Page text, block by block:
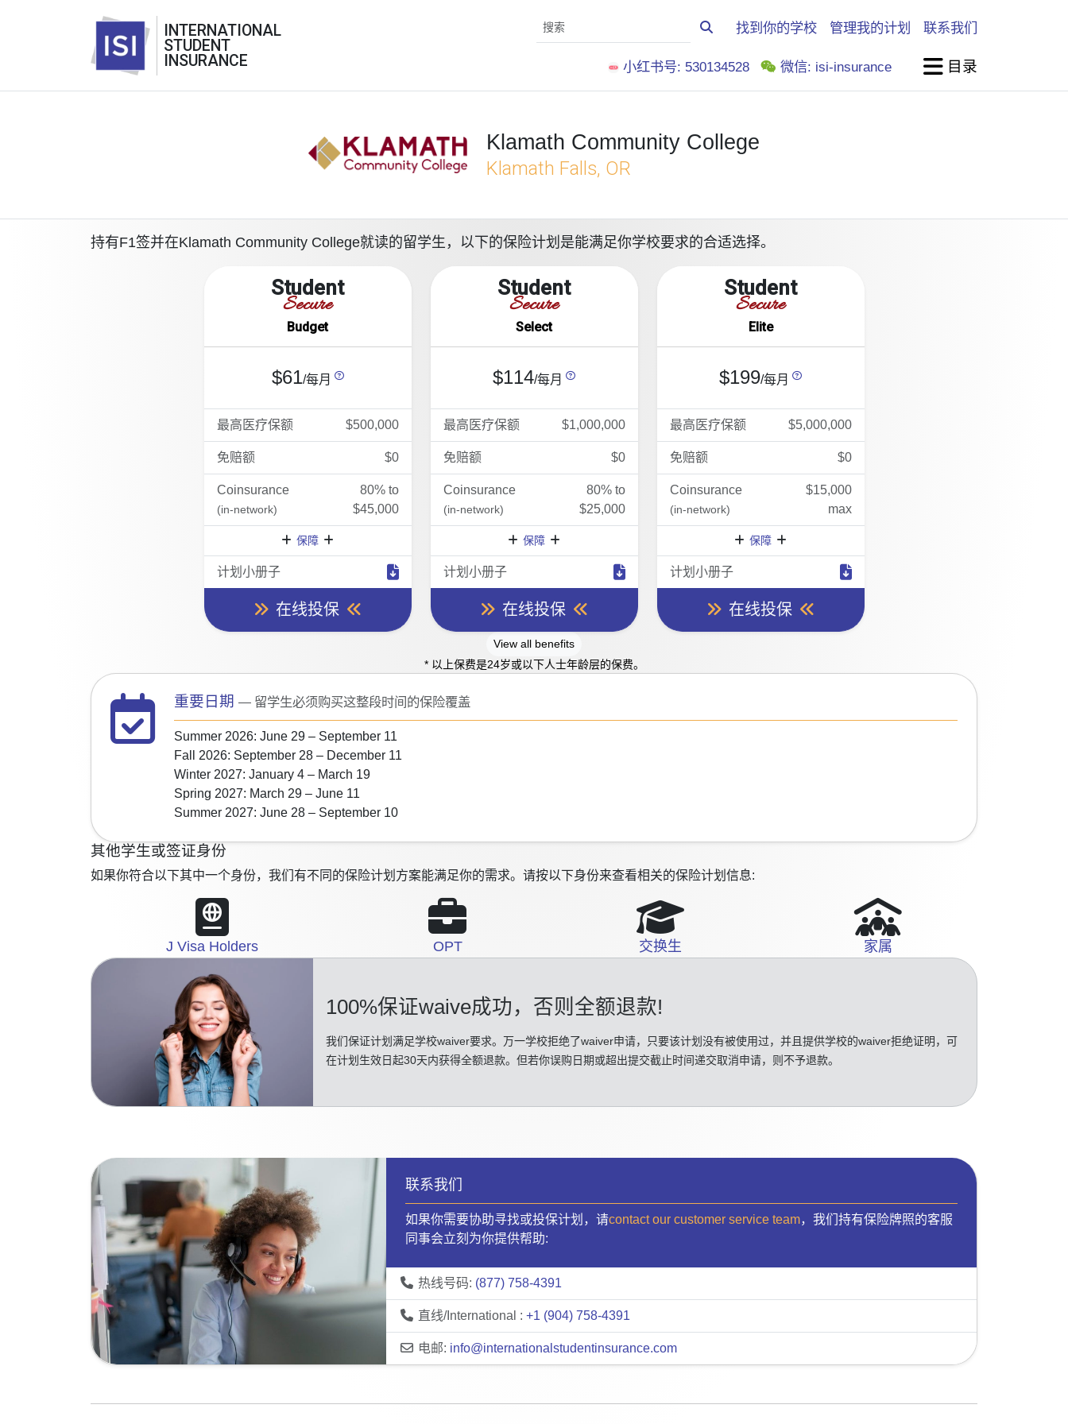
INTERNATIONAL
STUDENT
INSURANCE
找到你的学校 管理我的计划 联系我们
小红书号: 530134528 微信: isi-insurance 目录
Klamath Community College
Klamath Falls, OR
持有F1签并在Klamath Community College就读的留学生，以下的保险计划是能满足你学校要求的合适选择。
Student
Secure
Budget
$61/每月
最高医疗保额 $500,000
免赔额 $0
Coinsurance
(in-network)
80% to
$45,000
保障
计划小册子
在线投保
Student
Secure
Select
$114/每月
最高医疗保额 $1,000,000
免赔额 $0
Coinsurance
(in-network)
80% to
$25,000
保障
计划小册子
在线投保
Student
Secure
Elite
$199/每月
最高医疗保额 $5,000,000
免赔额 $0
Coinsurance
(in-network)
$15,000
max
保障
计划小册子
在线投保
View all benefits
* 以上保费是24岁或以下人士年龄层的保费。
重要日期 — 留学生必须购买这整段时间的保险覆盖
Summer 2026: June 29 – September 11
Fall 2026: September 28 – December 11
Winter 2027: January 4 – March 19
Spring 2027: March 29 – June 11
Summer 2027: June 28 – September 10
其他学生或签证身份
如果你符合以下其中一个身份，我们有不同的保险计划方案能满足你的需求。请按以下身份来查看相关的保险计划信息:
J Visa Holders OPT 交换生 家属
100%保证waive成功 ，否则全额退款!
我们保证计划满足学校waiver要求。万一学校拒绝了waiver申请，只要该计划没有被使用过，并且提供学校的waiver拒绝证明，可
在计划生效日起30天内获得全额退款。但若你误购日期或超出提交截止时间递交取消申请，则不予退款。
联系我们
如果你需要协助寻找或投保计划，请contact our customer service team，我们持有保险牌照的客服
同事会立刻为你提供帮助:
热线号码: (877) 758-4391
直线/International : +1 (904) 758-4391
电邮: info@internationalstudentinsurance.com